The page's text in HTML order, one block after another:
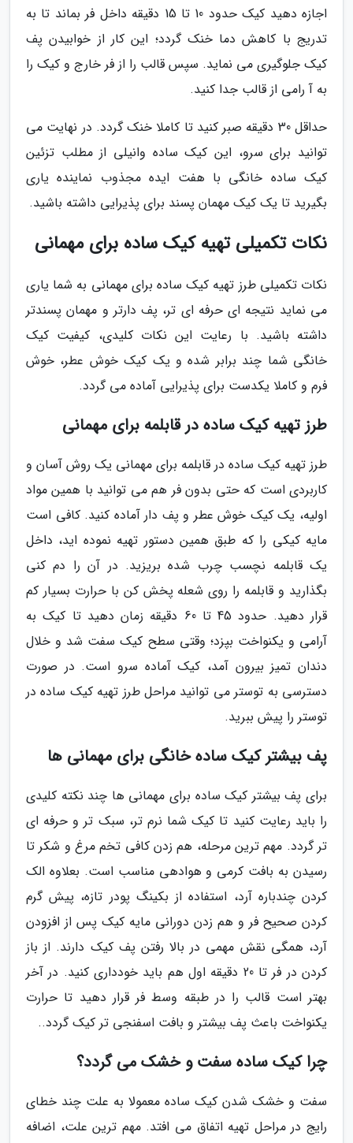
اجازه دهید کیک حدود 10 تا 15 دقیقه داخل فر بماند تا به
تدریج با کاهش دما خنک گردد؛ این کار از خوابیدن پف
کیک جلوگیری می نماید. سپس قالب را از فر خارج و کیک را
به آ رامی از قالب جدا کنید.
حداقل 30 دقیقه صبر کنید تا کاملا خنک گردد. در نهایت می
توانید برای سرو، این کیک ساده وانیلی از مطلب تزئین
کیک ساده خانگی با هفت ایده مجذوب نماینده یاری
بگیرید تا یک کیک مهمان پسند برای پذیرایی داشته باشید.
نکات تکمیلی تهیه کیک ساده برای مهمانی
نکات تکمیلی طرز تهیه کیک ساده برای مهمانی به شما یاری
می نماید نتیجه ای حرفه ای تر، پف دارتر و مهمان پسندتر
داشته باشید. با رعایت این نکات کلیدی، کیفیت کیک
خانگی شما چند برابر شده و یک کیک خوش عطر، خوش
فرم و کاملا یکدست برای پذیرایی آماده می گردد.
طرز تهیه کیک ساده در قابلمه برای مهمانی
طرز تهیه کیک ساده در قابلمه برای مهمانی یک روش آسان و
کاربردی است که حتی بدون فر هم می توانید با همین مواد
اولیه، یک کیک خوش عطر و پف دار آماده کنید. کافی است
مایه کیکی را که طبق همین دستور تهیه نموده اید، داخل
یک قابلمه نچسب چرب شده بریزید. در آن را دم کنی
بگذارید و قابلمه را روی شعله پخش کن با حرارت بسیار کم
قرار دهید. حدود 45 تا 60 دقیقه زمان دهید تا کیک به
آرامی و یکنواخت بپزد؛ وقتی سطح کیک سفت شد و خلال
دندان تمیز بیرون آمد، کیک آماده سرو است. در صورت
دسترسی به توستر می توانید مراحل طرز تهیه کیک ساده در
توستر را پیش ببرید.
پف بیشتر کیک ساده خانگی برای مهمانی ها
برای پف بیشتر کیک ساده برای مهمانی ها چند نکته کلیدی
را باید رعایت کنید تا کیک شما نرم تر، سبک تر و حرفه ای
تر گردد. مهم ترین مرحله، هم زدن کافی تخم مرغ و شکر تا
رسیدن به بافت کرمی و هوادهی مناسب است. بعلاوه الک
کردن چندباره آرد، استفاده از بکینگ پودر تازه، پیش گرم
کردن صحیح فر و هم زدن دورانی مایه کیک پس از افزودن
آرد، همگی نقش مهمی در بالا رفتن پف کیک دارند. از باز
کردن در فر تا 20 دقیقه اول هم باید خودداری کنید. در آخر
بهتر است قالب را در طبقه وسط فر قرار دهید تا حرارت
یکنواخت باعث پف بیشتر و بافت اسفنجی تر کیک گردد..
چرا کیک ساده سفت و خشک می گردد؟
سفت و خشک شدن کیک ساده معمولا به علت چند خطای
رایج در مراحل تهیه اتفاق می افتد. مهم ترین علت، اضافه